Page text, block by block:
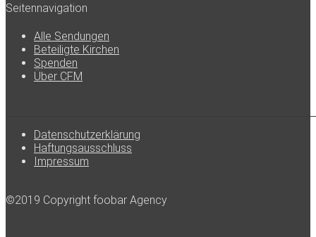
Seitennavigation
Alle Sendungen
Beteiligte Kirchen
Spenden
Über CFM
Datenschutzerklärung
Haftungsausschluss
Impressum
©2019 Copyright foobar Agency